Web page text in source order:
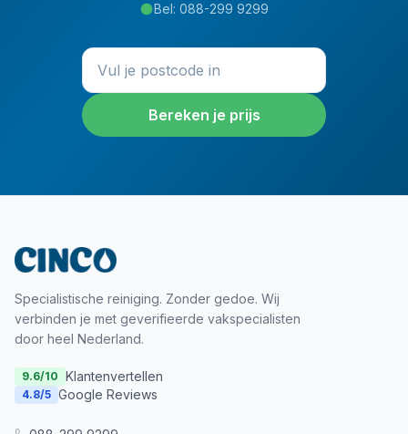
Bel: 088-299 9299
Bereken je prijs
Specialistische reiniging. Zonder gedoe. Wij
verbinden je met geverifieerde vakspecialisten
door heel Nederland.
9.6/10 Klantenvertellen
4.8/5 Google Reviews